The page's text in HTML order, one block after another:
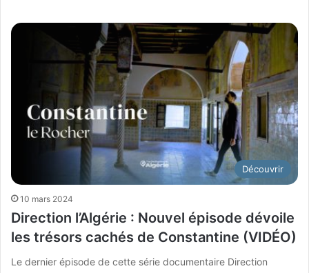
Découvrir
10 mars 2024
Direction l’Algérie : Nouvel épisode dévoile
les trésors cachés de Constantine (VIDÉO)
Le dernier épisode de cette série documentaire Direction